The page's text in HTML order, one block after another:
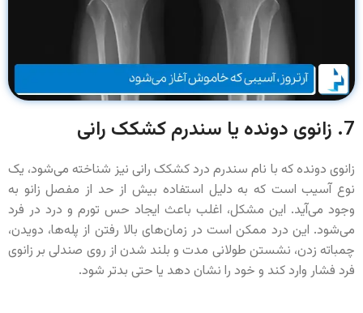
7. زانوی دونده یا سندرم کشکک رانی
زانوی دونده که با نام سندرم درد کشکک رانی نیز شناخته می‌شود، یک
نوع آسیب است که به دلیل استفاده بیش از حد از مفصل زانو به
وجود می‌آید. این مشکل، اغلب باعث ایجاد حس تورم و درد در فرد
می‌شود. این درد ممکن است در زمان‌های بالا رفتن از پله‌ها، دویدن،
چمباته زدن، نشستن طولانی مدت و بلند شدن از روی صندلی بر زانوی
فرد فشار وارد کند و خود را نشان دهد یا حتی بدتر شود.